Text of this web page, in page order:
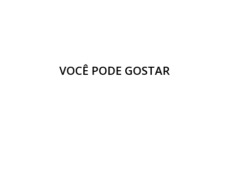
VOCÊ PODE GOSTAR